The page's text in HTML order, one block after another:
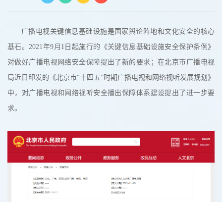
广播电视关键信息基础设施是国家舆论阵地和文化安全的核心
基石。2021年9月1日起施行的《关键信息基础设施安全保护条例》
对做好广播电视网络安全保障提出了新的要求；在北京市广播电视
局近日印发的《北京市“十四五”时期广播电视和网络视听发展规划》
中，对广播电视和网络视听安全播出保障体系建设提出了进一步要
求。